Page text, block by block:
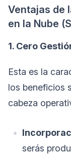
Ventajas de
en la Nube
1. Cero
Esta es la
los beneficios
cabeza
serás